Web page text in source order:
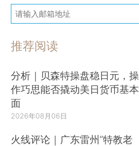
推荐阅读
分析｜贝森特操盘稳日元，操
作巧思能否撬动美日货币基本
面
2026年08月06日
火线评论｜广东雷州“特教老